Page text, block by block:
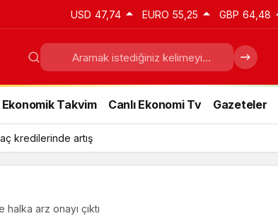
USD 47,74 EURO 55,25 GBP 64,48
Ekonomik Takvim Canlı Ekonomi Tv Gazeteler
kredilerinde artış
halka arz onayı çıktı